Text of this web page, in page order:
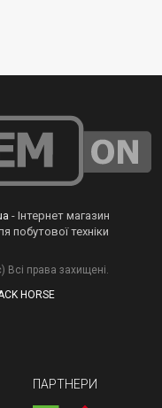
- Інтернет магазин
побутової техніки
Всі права захищені.
HORSE
ПАРТНЕРИ